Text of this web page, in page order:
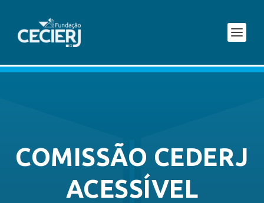
COMISSÃO CEDERJ
ACESSÍVEL